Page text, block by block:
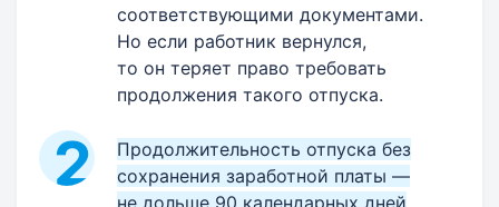
соответствующими документами.
Но если работник вернулся,
то он теряет право требовать
продолжения такого отпуска.
Продолжительность отпуска без
сохранения заработной платы —
не дольше 90 календарных дней